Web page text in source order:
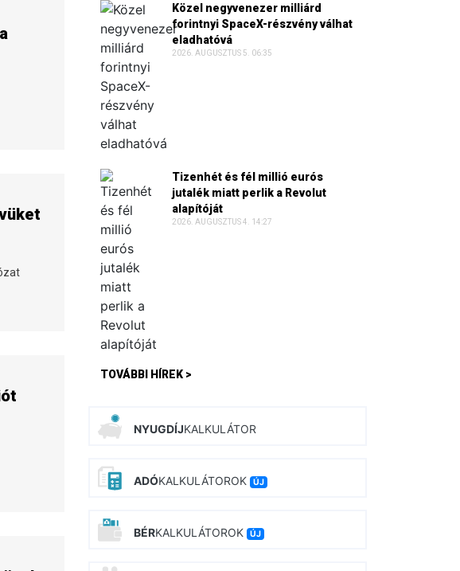
Közel negyvenezer milliárd
forintnyi SpaceX-részvény válhat
eladhatóvá
2026. AUGUSZTUS 5. 06:35
Tizenhét és fél millió eurós
jutalék miatt perlik a Revolut
alapítóját
2026. AUGUSZTUS 4. 14:27
TOVÁBBI HÍREK >
NYUGDÍJKALKULÁTOR
ADÓKALKULÁTOROK ÚJ
BÉRKALKULÁTOROK ÚJ